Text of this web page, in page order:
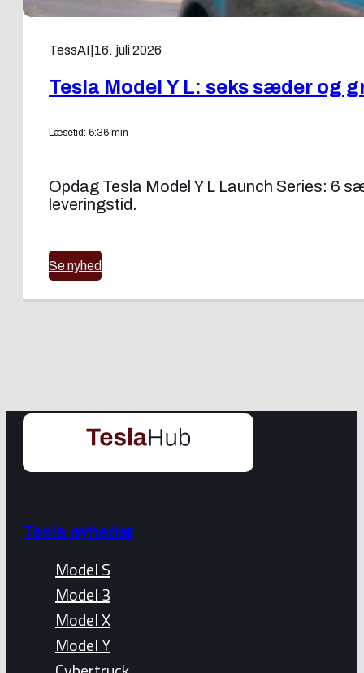
TessAI 16. juli 2026
Tesla Model Y L: seks sæder og
Læsetid: 6:36 min
Opdag Tesla Model Y L Launch Series: 6
leveringstid.
Se nyhed
Tesla nyheder
Model S
Model 3
Model X
Model Y